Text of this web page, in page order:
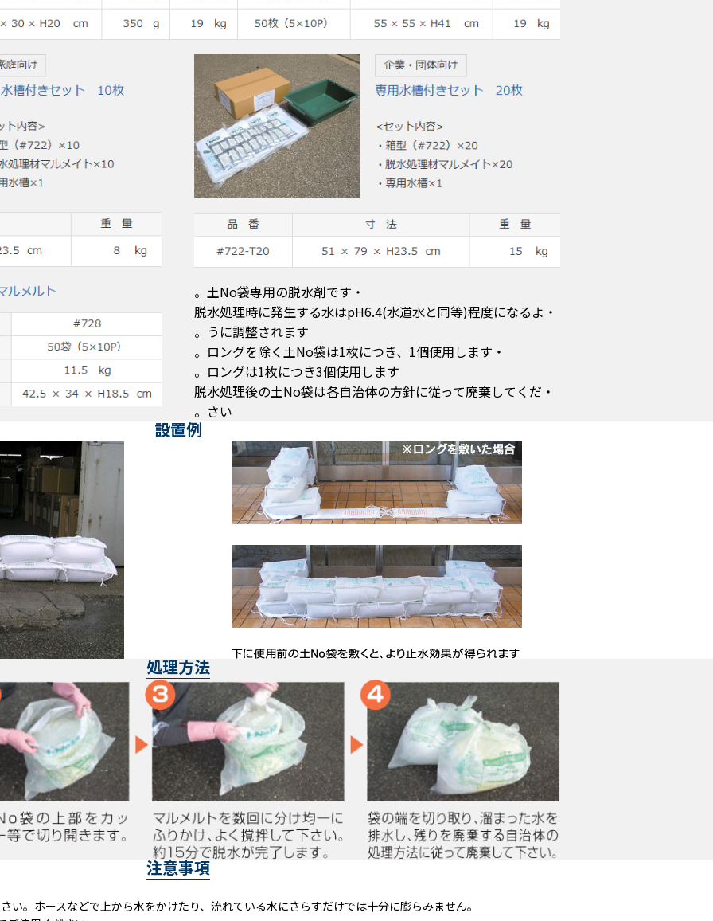
・土No袋専用の脱水剤です。
・脱水処理時に発生する水はpH6.4(水道水と同等)程度になるよ
うに調整されます。
・ロングを除く土No袋は1枚につき、1個使用します。
・脱水処理後の土No袋は各自治体の方針に従って廃棄してくだ
さい。
設置例
処理方法
注意事項
い。ホースなどで上から水をかけたり、流れている水にさらすだけでは十分に膨らみません。